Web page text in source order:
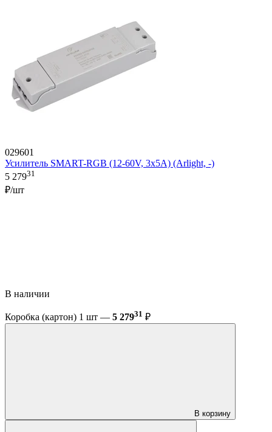
029601
Усилитель SMART-RGB (12-60V, 3x5A) (Arlight, -)
5 27931
₽/шт
В наличии
Коробка (картон) 1 шт — 5 27931 ₽
В корзину